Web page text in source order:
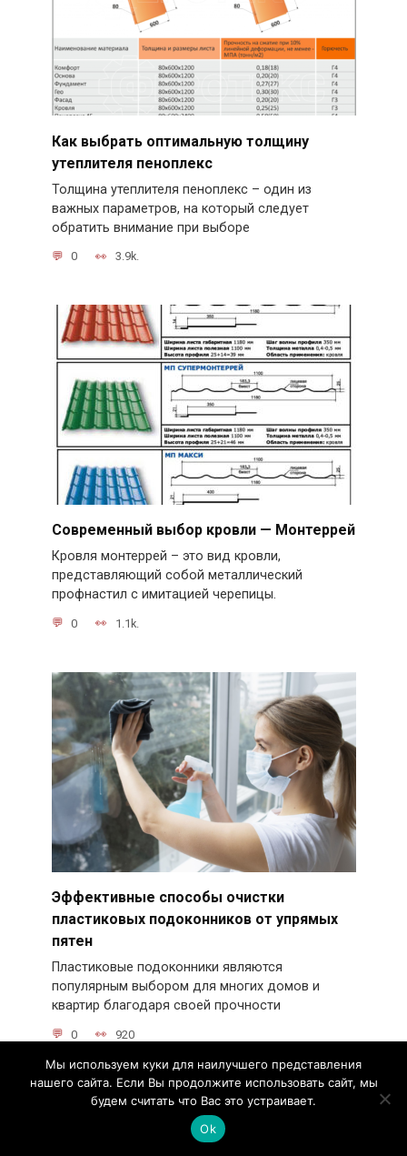
Как выбрать оптимальную толщину
утеплителя пеноплекс
Толщина утеплителя пеноплекс – один из
важных параметров, на который следует
обратить внимание при выборе
0 3.9k.
Современный выбор кровли — Монтеррей
Кровля монтеррей – это вид кровли,
представляющий собой металлический
профнастил с имитацией черепицы.
0 1.1k.
Эффективные способы очистки
пластиковых подоконников от упрямых
пятен
Пластиковые подоконники являются
популярным выбором для многих домов и
квартир благодаря своей прочности
0 920
Мы используем куки для наилучшего представления
нашего сайта. Если Вы продолжите использовать сайт, мы
будем считать что Вас это устраивает.
Ok